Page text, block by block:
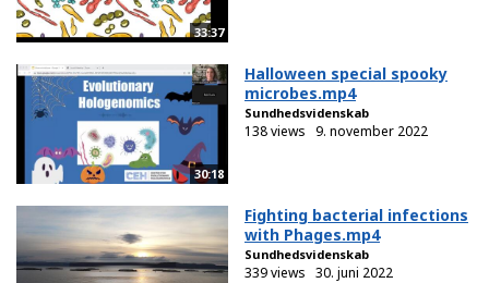
33:37
30:18
Halloween special spooky
microbes.mp4
Sundhedsvidenskab
138 views 9. november 2022
Fighting bacterial infections
with Phages.mp4
Sundhedsvidenskab
339 views 30. juni 2022